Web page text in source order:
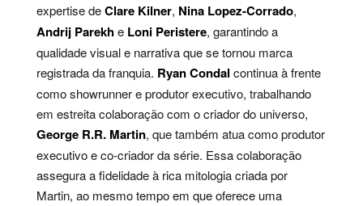
expertise deClare Kilner, Nina Lopez-Corrado,
Andrij Parekhe Loni Peristere, garantindo a
qualidade visual e narrativa que se tornou marca
registrada da franquia. Ryan Condal continua à frente
como showrunner e produtor executivo, trabalhando
em estreita colaboração com o criador do universo,
George R.R. Martin, que também atua como produtor
executivo e co-criador da série. Essa colaboração
assegura a fidelidade à rica mitologia criada por
Martin, ao mesmo tempo em que oferece uma